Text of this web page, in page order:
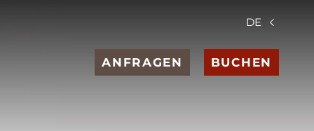
DE
ANFRAGEN BUCHEN